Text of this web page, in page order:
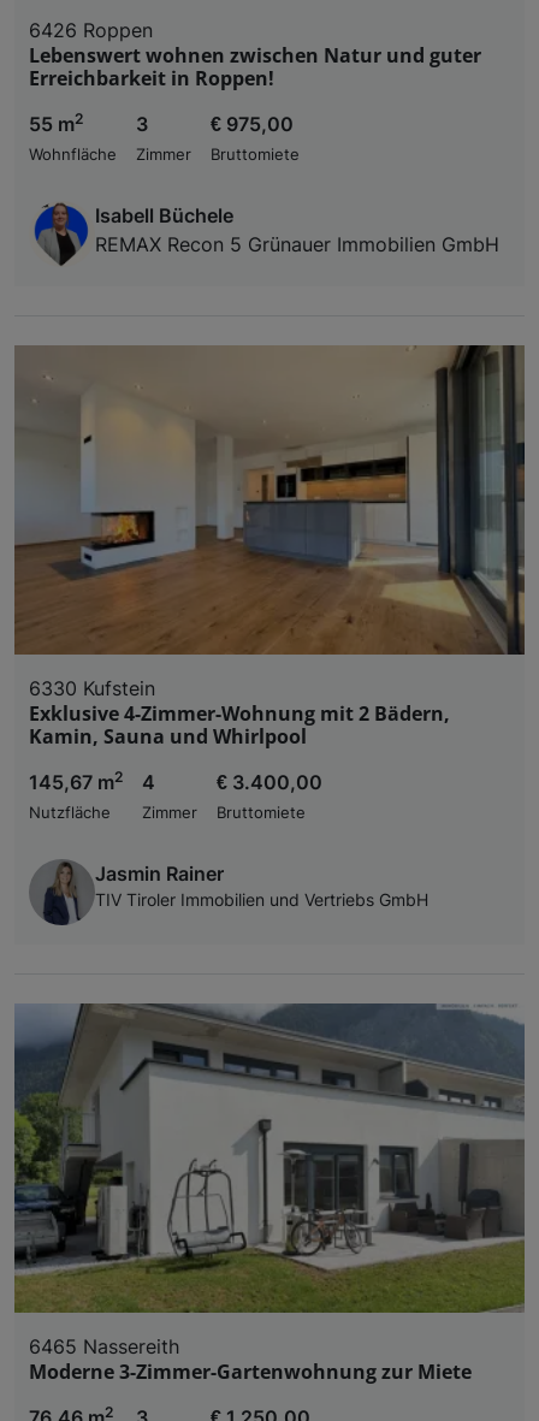
6426 Roppen
Lebenswert wohnen zwischen Natur und guter
Erreichbarkeit in Roppen!
55 m2
Wohnfläche
3
Zimmer
€ 975,00
Bruttomiete
Isabell Büchele
REMAX Recon 5 Grünauer Immobilien GmbH
6330 Kufstein
Exklusive 4-Zimmer-Wohnung mit 2 Bädern,
Kamin, Sauna und Whirlpool
145,67 m2
Nutzfläche
4
Zimmer
€ 3.400,00
Bruttomiete
Jasmin Rainer
TIV Tiroler Immobilien und Vertriebs GmbH
6465 Nassereith
Moderne 3-Zimmer-Gartenwohnung zur Miete
2